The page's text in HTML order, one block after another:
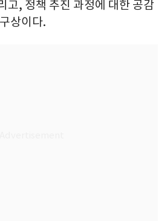
고, 정책 추진 과정에 대한 공감
상이다.